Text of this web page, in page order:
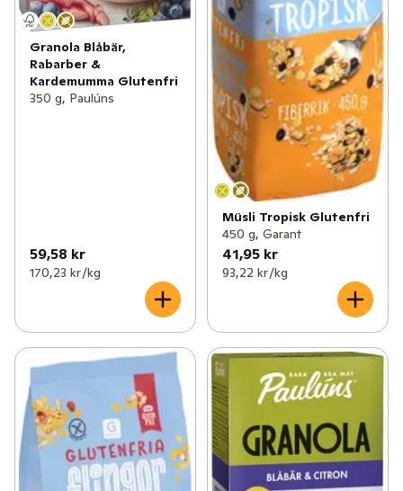
Granola Blåbär,
Rabarber &
Kardemumma Glutenfri
350 g, Paulúns
59,58 kr
170,23 kr /kg
Müsli Tropisk Glutenfri
450 g, Garant
41,95 kr
93,22 kr /kg